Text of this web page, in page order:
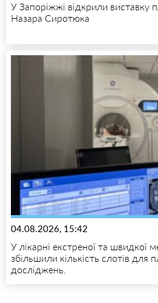
У Запоріжжі відкрили виставку
Назара Сиротюка
04.08.2026, 15:42
У лікарні екстреної та швидкої
збільшили кількість слотів для
досліджень.